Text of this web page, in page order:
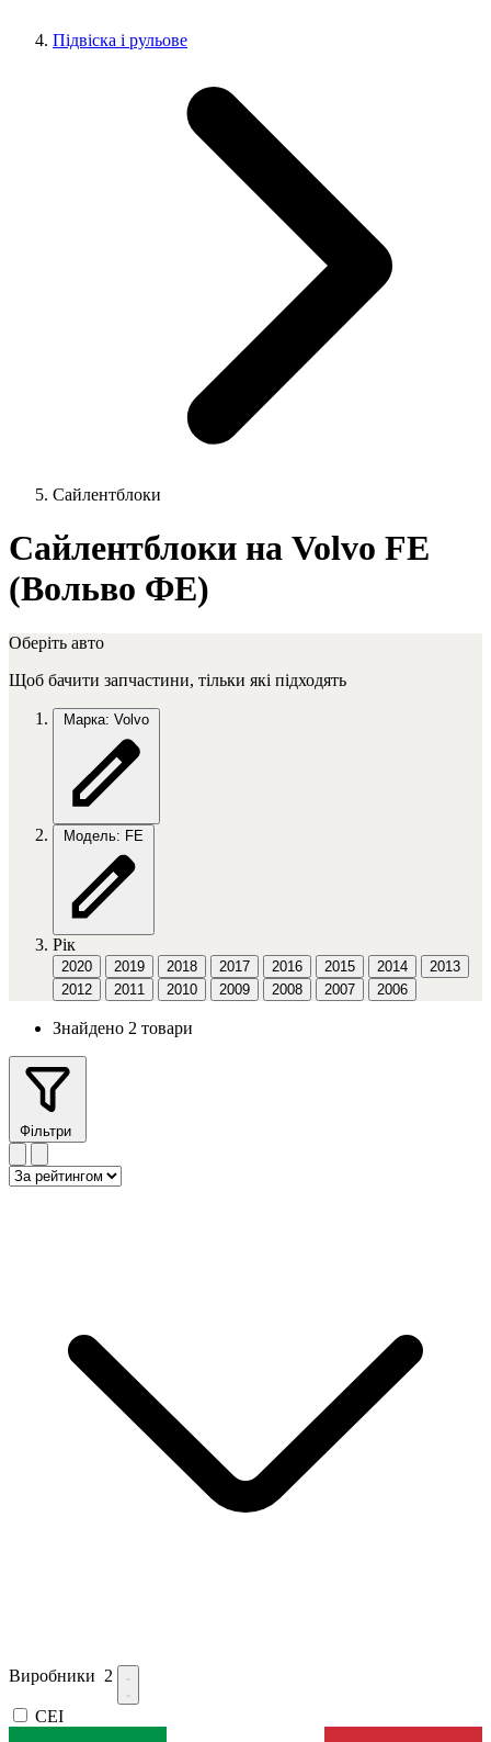
Підвіска і рульове
Сайлентблоки
Сайлентблоки на Volvo FE
(Вольво ФЕ)
Оберіть авто
Щоб бачити запчастини, тільки які підходять
Марка: Volvo
Модель: FE
Рік
2020 2019 2018 2017 2016 2015 2014
2013
2012
2011 2010 2009 2008 2007 2006
Знайдено 2 товари
Фільтри
Виробники 2
CEI